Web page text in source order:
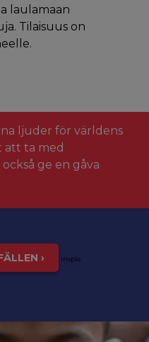
laulamaan
Tilaisuus on
ljuder för världens
att ta med
ge en gåva
› inspis